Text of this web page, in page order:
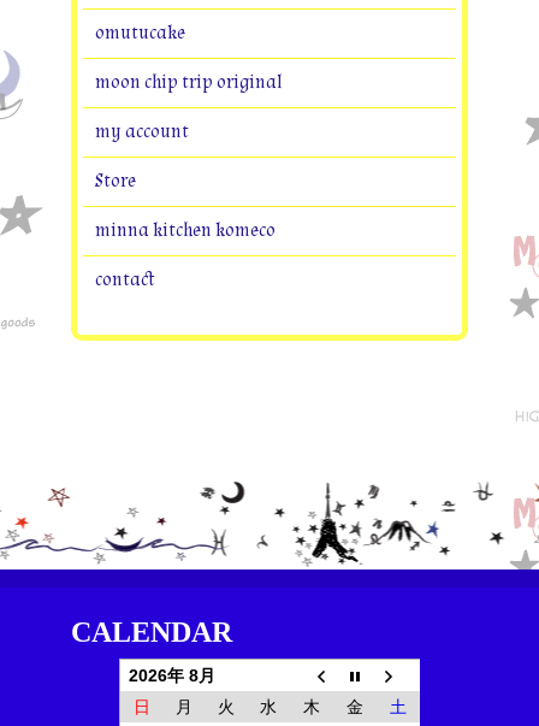
omutucake
moon chip trip original
my account
Store
minna kitchen komeco
contact
CALENDAR
2026年 8月
日
月 火 水 木 金
土